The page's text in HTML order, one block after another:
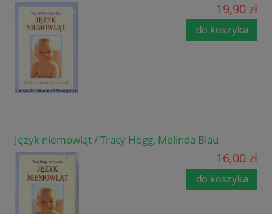
19,90 zł
do koszyka
Język niemowląt / Tracy Hogg, Melinda Blau
16,00 zł
do koszyka